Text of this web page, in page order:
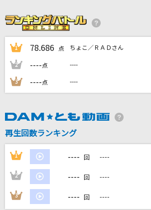
[生音]歌うたいのバラッド
斉藤和義
『って!!!!!!!』
SUPER EIGHT
X JAPAN (X)
カラオケ最新情報をチェック！
1 78.686 点 ちょこ／ＲＡＤさん
2 ----点 ----
3 ----点 ----
再生回数ランキング
1 ---- 回 ----
2 ---- 回 ----
3 ---- 回 ----